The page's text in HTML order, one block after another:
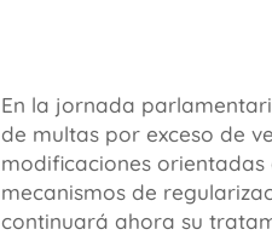
En la jornada
de multas por exceso de
modificaciones
mecanismos de
continuará ahora su